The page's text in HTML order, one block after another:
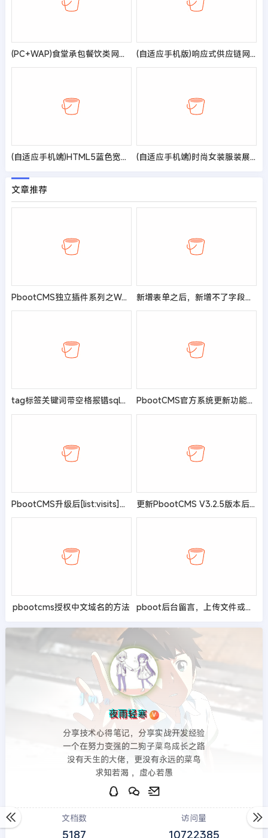
(PC+WAP)食堂承包餐饮类网站pbootcms模板 快餐餐饮服务公司网站源码 (自适应手机版)响应式供应链网站pbootcms模板 进出口服务企业网站源码
(自适应手机端)HTML5蓝色宽屏简洁环保科技能源pbootcms企业网站模板 响应式蓝色集团通用网站源码 (自适应手机端)时尚女装服装展示类网站pbootcms模板 女装加盟网站源码
文章推荐
PbootCMS独立插件系列之Word+Excel导入完全免费版V1.3 新增表单之后，新增不了字段，报错
tag标签关键词带空格报错sql注入的问题 PbootCMS官方系统更新功能修复方案，“无任何需要更新的文件！”解决方法
PbootCMS升级后[list:visits]标签失效的解决办法 更新PbootCMS V3.2.5版本后列表页与详情页URL携带参数强制404的解决方法
pbootcms授权中文域名的方法 pboot后台留言，上传文件或图片，修改成可点击可查看
夜雨轻寒 V
分享技术心得笔记，分享实战开发经验
一个在努力变强的二狗子菜鸟成长之路
没有天生的大佬，更没有永远的菜鸟
求知若渴 ，虚心若愚
文档数
5187
访问量
10722385